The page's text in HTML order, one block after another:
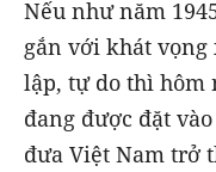
Nếu như năm
gắn với khát vọng
lập, tự do thì hôm
đang được đặt
đưa Việt Nam trở